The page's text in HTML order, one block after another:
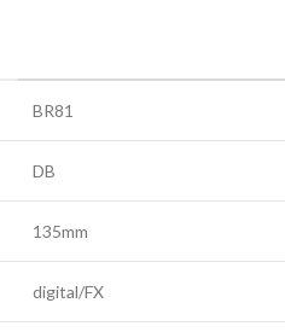
BR81
DB
135mm
digital/FX